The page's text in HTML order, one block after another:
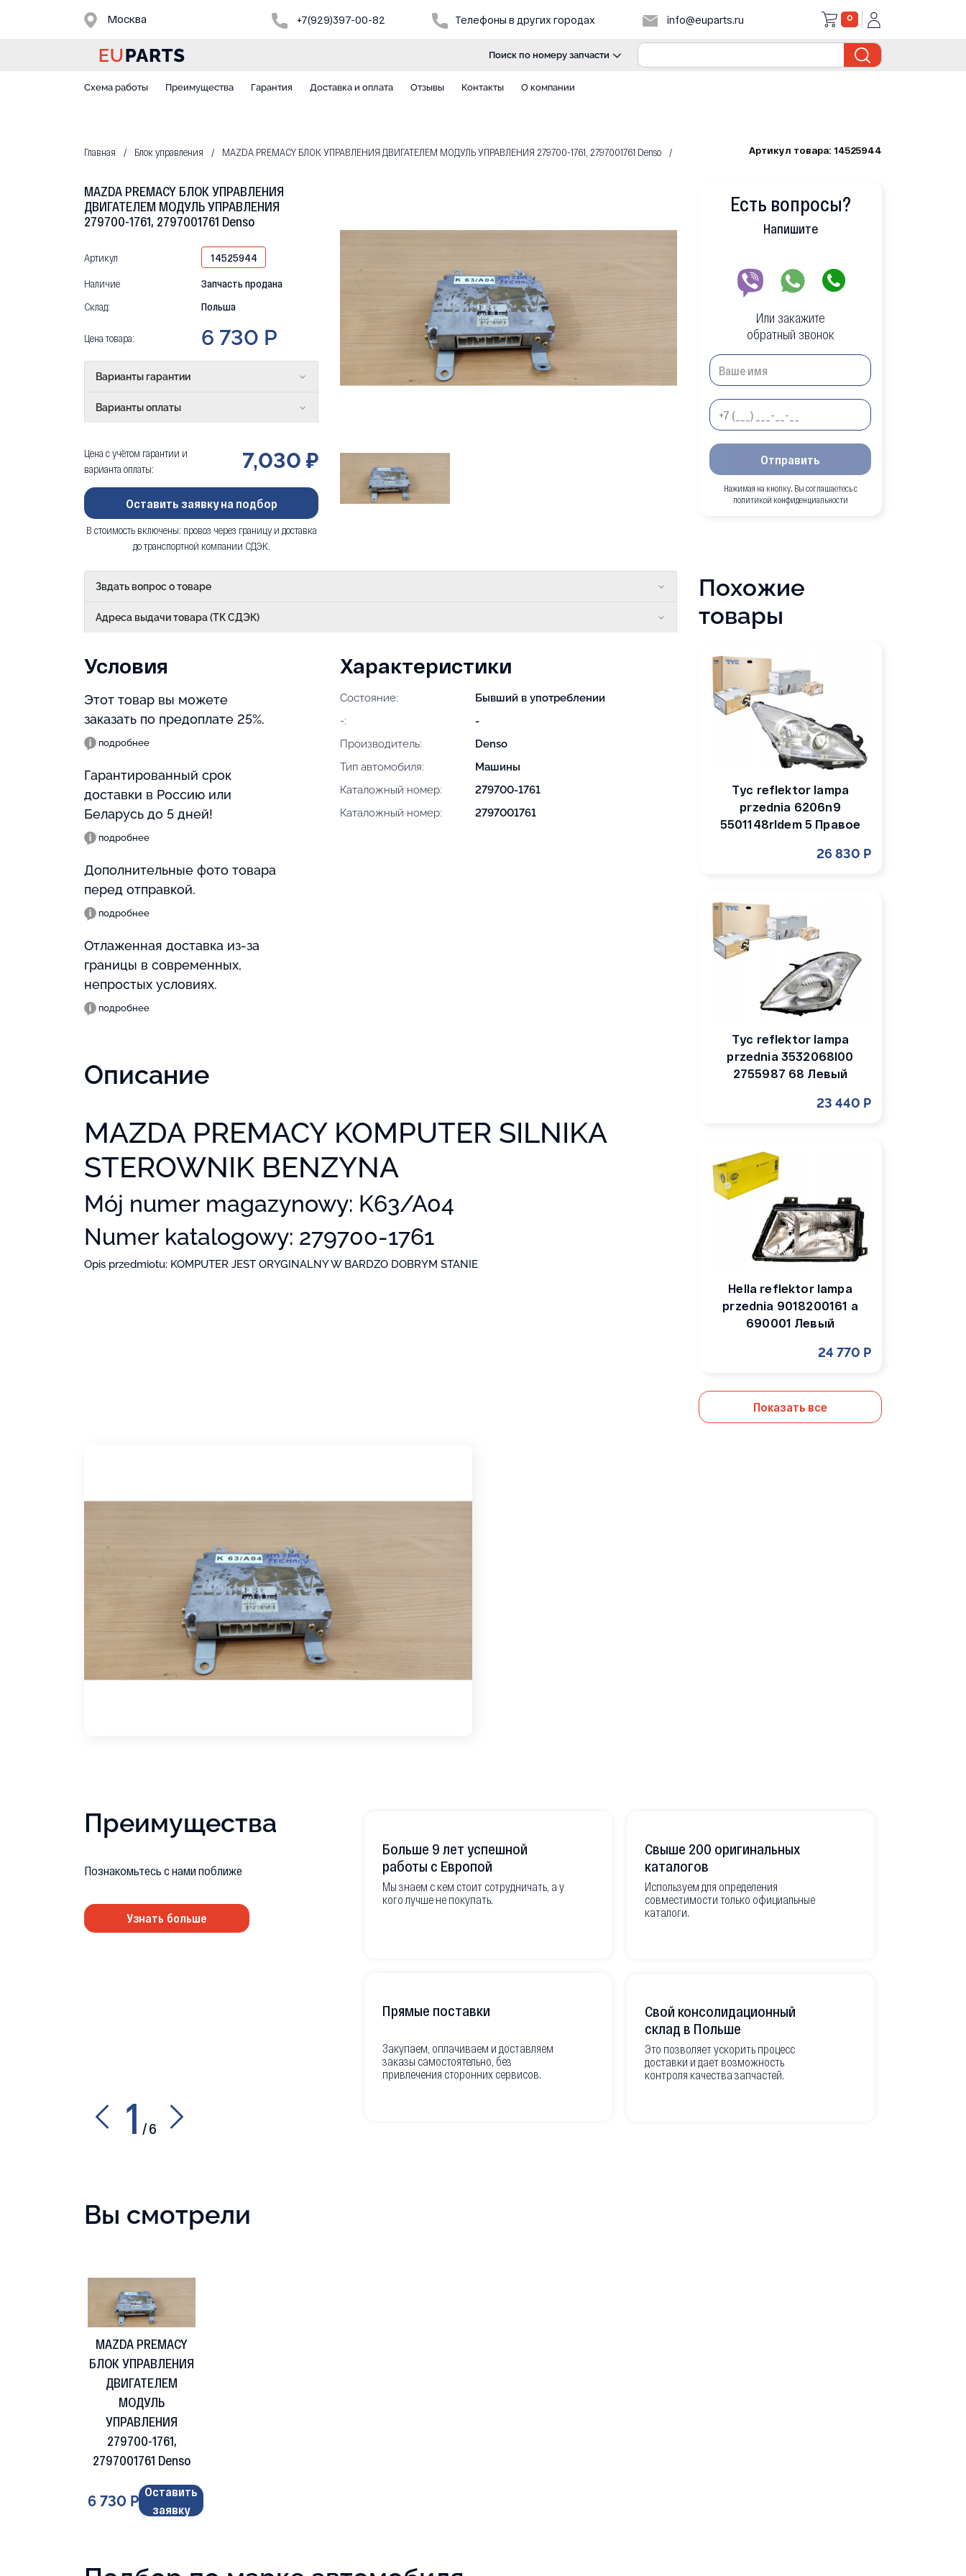
Москва +7(929)397-00-82 Телефоны в других городах info@euparts.ru 0
Поиск по номеру запчасти
Схема работы Преимущества Гарантия Доставка и оплата Отзывы Контакты О компании
Главная Блок управления MAZDA PREMACY БЛОК УПРАВЛЕНИЯ ДВИГАТЕЛЕМ МОДУЛЬ УПРАВЛЕНИЯ 279700-1761, 2797001761 Denso Артикул товара: 14525944
MAZDA PREMACY БЛОК УПРАВЛЕНИЯ
ДВИГАТЕЛЕМ МОДУЛЬ УПРАВЛЕНИЯ
279700-1761, 2797001761 Denso
Артикул
14525944
Наличие
Запчасть продана
Склад:
Польша
Цена товара: 6 730 Р
Варианты гарантии
Варианты оплаты
Цена с учётом гарантии и
варианта оплаты:
7,030 ₽
Оставить заявку на подбор
В стоимость включены: провоз через границу и доставка
до транспортной компании СДЭК.
Звдать вопрос о товаре
Адреса выдачи товара (ТК СДЭК)
Условия
Этот товар вы можете
заказать по предоплате 25%.
подробнее
Гарантированный срок
доставки в Россию или
Беларусь до 5 дней!
подробнее
Дополнительные фото товара
перед отправкой.
подробнее
Отлаженная доставка из-за
границы в современных,
непростых условиях.
подробнее
Характеристики
Состояние:
Бывший в употреблении
-:
-
Производитель:
Denso
Тип автомобиля:
Машины
Каталожный номер:
279700-1761
Каталожный номер:
2797001761
Описание
MAZDA PREMACY KOMPUTER SILNIKA
STEROWNIK BENZYNA
Mój numer magazynowy: K63/A04
Numer katalogowy: 279700-1761
Opis przedmiotu: KOMPUTER JEST ORYGINALNY W BARDZO DOBRYM STANIE
Есть вопросы?
Напишите
Или закажите
обратный звонок
Отправить
Нажимая на кнопку, Вы соглашаетесь с
политикой конфиденциальности
Похожие
товары
Tyc reflektor lampa
przednia 6206n9
5501148rldem 5 Правое
26 830 Р
Tyc reflektor lampa
przednia 3532068l00
2755987 68 Левый
23 440 Р
Hella reflektor lampa
przednia 9018200161 a
690001 Левый
24 770 Р
Показать все
Преимущества
Познакомьтесь с нами поближе
Узнать больше
1 /6
Больше 9 лет успешной
работы с Европой
Мы знаем с кем стоит сотрудничать, а у
кого лучше не покупать.
Прямые поставки
Закупаем, оплачиваем и доставляем
заказы самостоятельно, без
привлечения сторонних сервисов.
Свыше 200 оригинальных
каталогов
Используем для определения
совместимости только официальные
каталоги.
Свой консолидационный
склад в Польше
Это позволяет ускорить процесс
доставки и дает возможность
контроля качества запчастей.
Вы смотрели
MAZDA PREMACY
БЛОК УПРАВЛЕНИЯ
ДВИГАТЕЛЕМ
МОДУЛЬ
УПРАВЛЕНИЯ
279700-1761,
2797001761 Denso
6 730 Р
Оставить
заявку